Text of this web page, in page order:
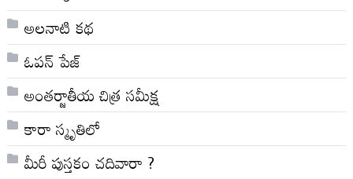
అల‌నాటి క‌థ‌
ఓపన్ పేజ్
అంతర్జాతీయ చిత్ర సమీక్ష
కారా స్మృతిలో
మీరీ పుస్తకం చదివారా ?